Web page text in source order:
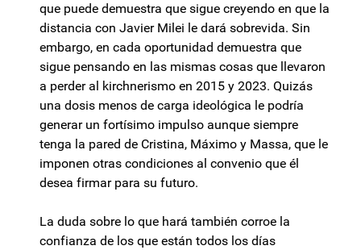
que puede demuestra que sigue creyendo en que la
distancia con Javier Milei le dará sobrevida. Sin
embargo, en cada oportunidad demuestra que
sigue pensando en las mismas cosas que llevaron
a perder al kirchnerismo en 2015 y 2023. Quizás
una dosis menos de carga ideológica le podría
generar un fortísimo impulso aunque siempre
tenga la pared de Cristina, Máximo y Massa, que le
imponen otras condiciones al convenio que él
desea firmar para su futuro.
La duda sobre lo que hará también corroe la
confianza de los que están todos los días